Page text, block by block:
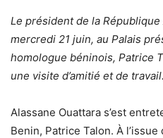
Le président de la
mercredi 21 juin, au Palais
homologue béninois, Patrice
une visite d’amitié et de travail.
Alassane Ouattara s’est
Benin, Patrice Talon. À